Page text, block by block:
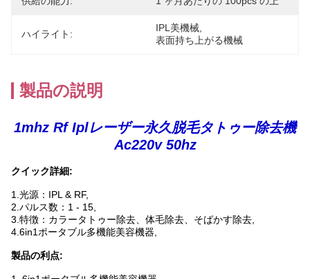
ハイライト:
IPL美機械
表面持ち上がる機械
製品の説明
1mhz Rf Iplレーザー永久脱毛タトゥー除去機
Ac220v 50hz
クイック詳細:
1.光源：IPL & RF,
2.パルス数：1 - 15,
3.特徴：カラータトゥー除去、体毛除去、そばかす除去,
4.6in1ポータブル多機能美容機器,
製品の利点: